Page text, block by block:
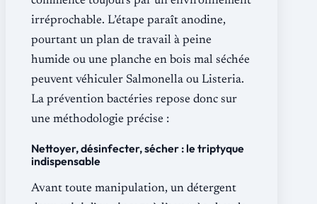
irréprochable. L’étape paraît anodine,
pourtant un plan de travail à peine
humide ou une planche en bois mal séchée
peuvent véhiculer Salmonella ou Listeria.
La prévention bactéries repose donc sur
une méthodologie précise :
Nettoyer, désinfecter, sécher : le triptyque
indispensable
Avant toute manipulation, un détergent